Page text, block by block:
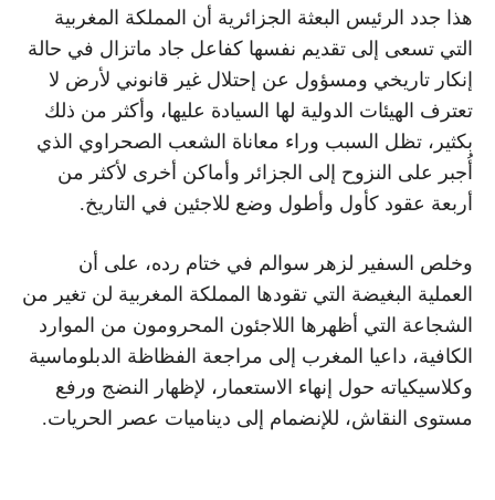
هذا جدد الرئيس البعثة الجزائرية أن المملكة المغربية
التي تسعى إلى تقديم نفسها كفاعل جاد ماتزال في حالة
إنكار تاريخي ومسؤول عن إحتلال غير قانوني لأرض لا
تعترف الهيئات الدولية لها السيادة عليها، وأكثر من ذلك
بكثير، تظل السبب وراء معاناة الشعب الصحراوي الذي
أُجبر على النزوح إلى الجزائر وأماكن أخرى لأكثر من
أربعة عقود كأول وأطول وضع للاجئين في التاريخ.
وخلص السفير لزهر سوالم في ختام رده، على أن
العملية البغيضة التي تقودها المملكة المغربية لن تغير من
الشجاعة التي أظهرها اللاجئون المحرومون من الموارد
الكافية، داعيا المغرب إلى مراجعة الفظاظة الدبلوماسية
وكلاسيكياته حول إنهاء الاستعمار، لإظهار النضج ورفع
مستوى النقاش، للإنضمام إلى ديناميات عصر الحريات.